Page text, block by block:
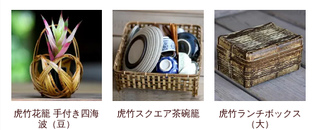
虎竹花籠 手付き四海
波（豆）
虎竹スクエア茶碗籠
虎竹ランチボックス
（大）